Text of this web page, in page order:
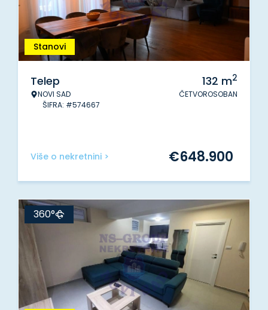
Stanovi
Telep
NOVI SAD
ŠIFRA: #574667
132 m2
ČETVOROSOBAN
Više o nekretnini > €648.900
360°